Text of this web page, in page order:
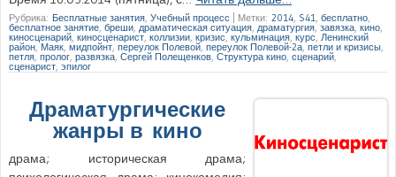
Рубрика: Бесплатные занятия Учебный процесс Метки: 2014 S41 бесплатно
бесплатное занятие бреши драматическая ситуация драматургия, завязка кино
киносценарий киносценарист, коллизии кризис, кульминация, курс Ленинский
район ,Маяк мидпойнт переулок Полевой, переулок Полевой-2а ,петли и кризисы
петля, пролог развязка Сергей Полещенков Структура кино сценарий
сценарист эпилог
Драматургические
жанры в кино
драма; историческая драма;